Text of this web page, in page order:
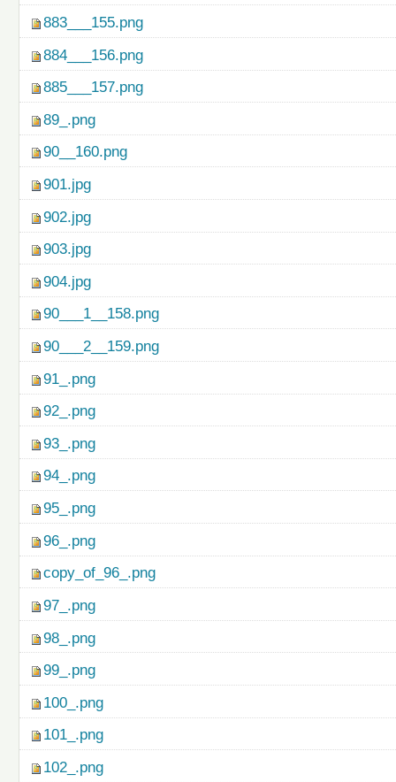
883___155.png
884___156.png
885___157.png
89_.png
90__160.png
901.jpg
902.jpg
903.jpg
904.jpg
90___1__158.png
90___2__159.png
91_.png
92_.png
93_.png
94_.png
95_.png
96_.png
copy_of_96_.png
97_.png
98_.png
99_.png
100_.png
101_.png
102_.png